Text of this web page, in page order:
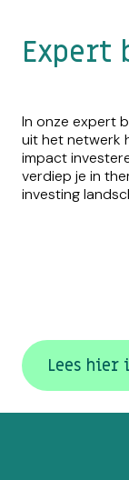
Expert
In onze expert
uit het netwerk
impact
verdiep je in
investing
Lees hier